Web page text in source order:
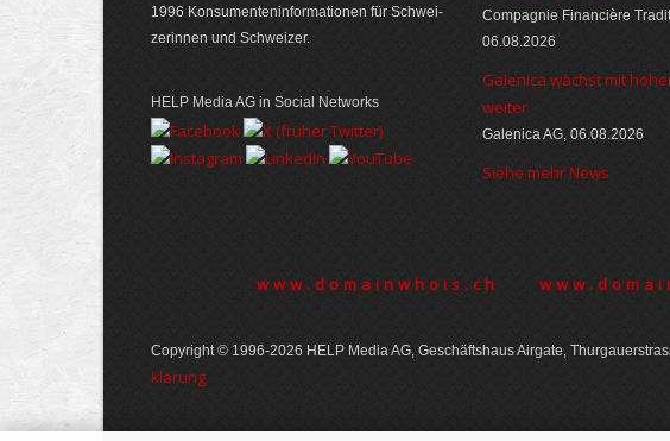
1996 Konsumenten­informationen für Schwei­
zerinnen und Schweizer.
HELP Media AG in Social Networks
Compagnie Financière
06.08.2026
Galenica wächst mit
weiter
Galenica AG, 06.08.2026
Siehe mehr News
www.domainwhois.ch
Copyright © 1996-2026 HELP Media AG, Geschäftshaus Airgate,
klärung